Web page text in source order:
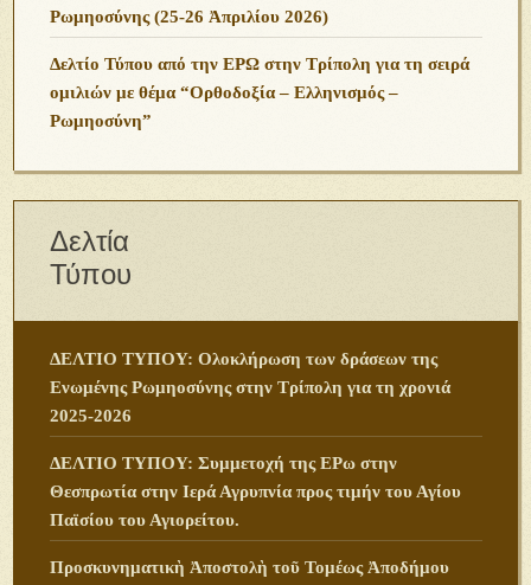
Ρωμηοσύνης (25-26 Ἀπριλίου 2026)
Δελτίο Τύπου από την ΕΡΩ στην Τρίπολη για τη σειρά
ομιλιών με θέμα “Ορθοδοξία – Ελληνισμός –
Ρωμηοσύνη”
Δελτία
Τύπου
ΔΕΛΤΙΟ ΤΥΠΟΥ: Ολοκλήρωση των δράσεων της
Ενωμένης Ρωμηοσύνης στην Τρίπολη για τη χρονιά
2025-2026
ΔΕΛΤΙΟ ΤΥΠΟΥ: Συμμετοχή της ΕΡω στην
Θεσπρωτία στην Ιερά Αγρυπνία προς τιμήν του Αγίου
Παϊσίου του Αγιορείτου.
Προσκυνηματικὴ Ἀποστολὴ τοῦ Τομέως Ἀποδήμου